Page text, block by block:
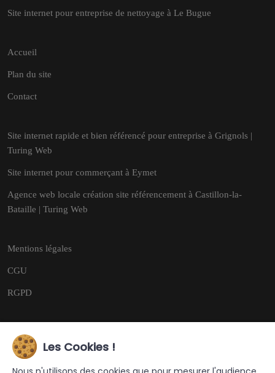
Site internet pour entreprise de nettoyage à Le Bugue
Accueil
Plan du site
Contact
Site internet rapide et bien référencé pour entreprise à Grignols |
Turing Web
Site internet pour commerçant à Eymet
Agence web locale création site référencement à Castillon-la-
Bataille | Turing Web
Mentions légales
CGU
RGPD
Copyright © 2026
Les Cookies !